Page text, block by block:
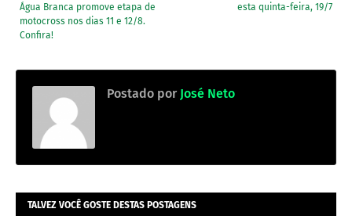
esta quinta-feira, 19/7
Água Branca promove etapa de
motocross nos dias 11 e 12/8.
Confira!
Postado por José Neto
TALVEZ VOCÊ GOSTE DESTAS POSTAGENS